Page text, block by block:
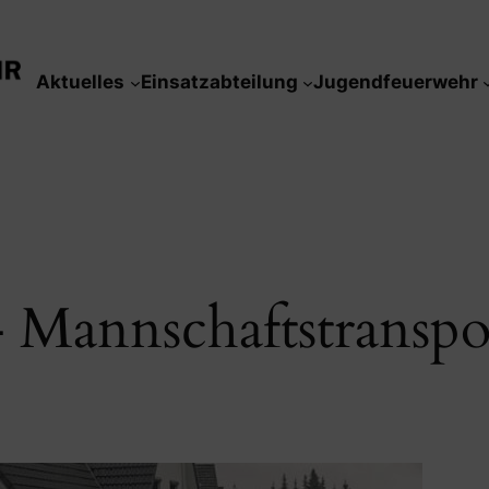
Aktuelles Einsatzabteilung Jugendfeuerwehr